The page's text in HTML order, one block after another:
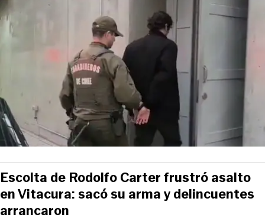
Escolta de Rodolfo Carter frustró asalto
en Vitacura: sacó su arma y delincuentes
arrancaron